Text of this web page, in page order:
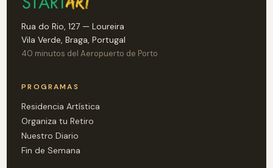
Rua do Rio, 127 — Loureira
Vila Verde, Braga, Portugal
40 minutos del Aeropuerto de Porto
PROGRAMAS
Residencia Artística
Organiza tu Retiro
Nuestro Diario
Fin de Semana